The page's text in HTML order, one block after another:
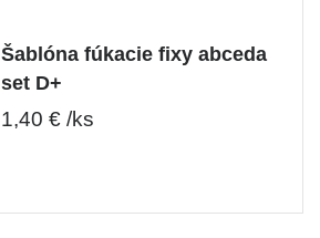
Šablóna fúkacie fixy abceda
set D+
1,40 € /ks